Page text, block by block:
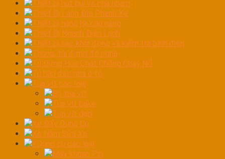
Thiết bị hút bụi và chà nhám
Thiết Bị Láng Đĩa Phanh Xe
Thiết bị nâng hạ cầu nâng
Thiết Bị Ngành Điện Lạnh
Thiết bị sạc khởi động và kiểm tra bình điện
Thùng, túi đựng đồ nghề
Tủ Đựng Hóa Chất Chống Cháy Nổ
Tủ hấp đèn pha ô tô
Tua vít các loại
Bộ tua vít
Tua vít bake
Tua vít dẹp
Xe Đẩy Dụng Cụ
Xe Nằm Sửa Xe
YDụng cụ các loại
Máy khoan Pin